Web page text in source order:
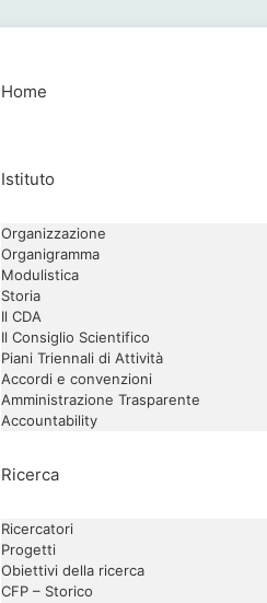
Home
Istituto
Organizzazione
Organigramma
Modulistica
Storia
Il CDA
Il Consiglio Scientifico
Piani Triennali di Attività
Accordi e convenzioni
Amministrazione Trasparente
Accountability
Ricerca
Ricercatori
Progetti
Obiettivi della ricerca
CFP – Storico